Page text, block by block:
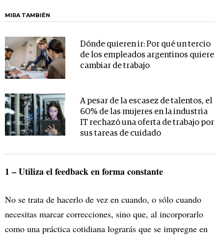
MIRA TAMBIÉN
Dónde quieren ir: Por qué un tercio
de los empleados argentinos quiere
cambiar de trabajo
A pesar de la escasez de talentos, el
60% de las mujeres en la industria
IT rechazó una oferta de trabajo por
sus tareas de cuidado
1 – Utiliza el feedback en forma constante
No se trata de hacerlo de vez en cuando, o sólo cuando
necesitas marcar correcciones, sino que, al incorporarlo
como una práctica cotidiana lograrás que se impregne en